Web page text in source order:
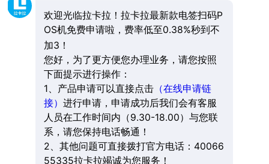
欢迎光临拉卡拉！拉卡拉最新款电签扫码P
OS机免费申请啦，费率低至0.38%秒到不
加3！
您好，为了更方便您办理业务，请您按照
下面提示进行操作：
1、产品申请可以直接点击（在线申请链
接） 进行申请，申请成功后我们会有客服
人员在工作时间内（9.30-18.00）与您联
系，请您保持电话畅通！
2、其他问题可直接拨打官方电话：40066
55335拉卡拉竭诚为您服务！